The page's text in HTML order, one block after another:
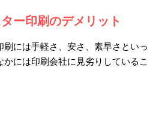
ー印刷のデメリット
刷には手軽さ、安さ、素早さといっ
には印刷会社に見劣りしているこ